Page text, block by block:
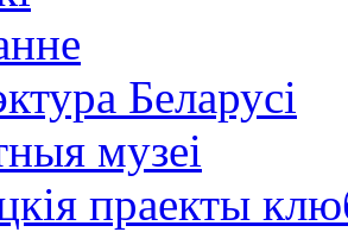
Беларусі
музеі
праекты